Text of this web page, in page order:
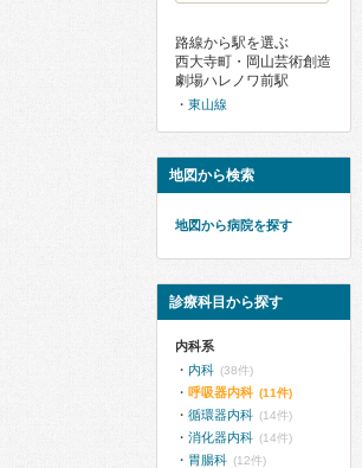
路線から駅を選ぶ
西大寺町・岡山芸術創造
劇場ハレノワ前駅
東山線
地図から検索
地図から病院を探す
診療科目から探す
内科系
内科 (38件)
呼吸器内科 (11件)
循環器内科 (14件)
消化器内科 (14件)
胃腸科 (12件)